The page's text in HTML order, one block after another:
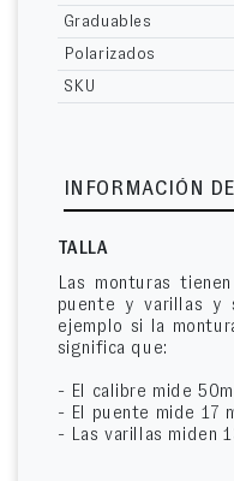
Graduables
Polarizados
SKU
INFORMACIÓN
TALLA
Las monturas
puente y varillas y
ejemplo si la
significa que:
- El calibre mide
- El puente mide 17
- Las varillas miden